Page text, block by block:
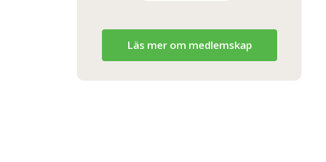
Läs mer om medlemskap